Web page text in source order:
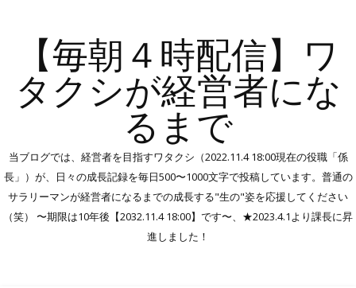
【毎朝４時配信】ワ
タクシが経営者にな
るまで
当ブログでは、経営者を目指すワタクシ（2022.11.4 18:00現在の役職「係
長」）が、日々の成長記録を毎日500〜1000文字で投稿しています。普通の
サラリーマンが経営者になるまでの成長する"生の"姿を応援してください
（笑） 〜期限は10年後【2032.11.4 18:00】です〜、★2023.4.1より課長に昇
進しました！